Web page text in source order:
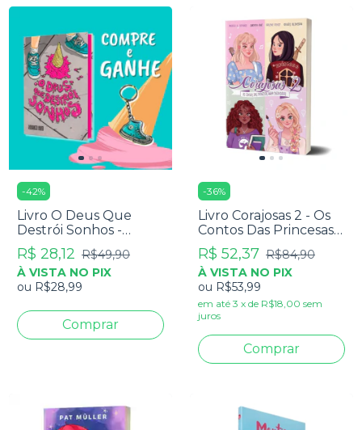
-42%
Livro O Deus Que
Destrói Sonhos -
Rodrigo Bibo
R$ 28,12 R$49,90
À VISTA NO PIX
ou R$28,99
-36%
Livro Corajosas 2 - Os
Contos Das Princesas
Nada Encantadas -
Arlene Diniz - Maria
Araújo - Queren Ane -
Thaís Oliveira
R$ 52,37 R$84,90
À VISTA NO PIX
ou R$53,99
em até 3 x de R$18,00 sem
juros